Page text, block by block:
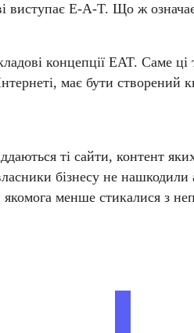
виступає E‑A-T. Що ж
концепції EAT. Саме
має бути створений
ті сайти, контент
бізнесу не нашкодили
менше стикалися з